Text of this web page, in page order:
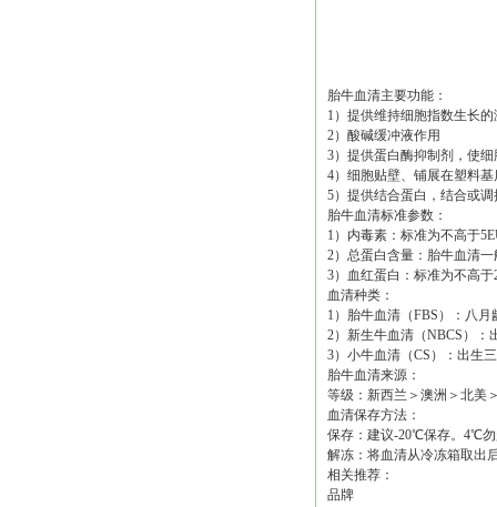
胎牛血清主要功能：
1）提供维持细胞指数生长的
2）酸碱缓冲液作用
3）提供蛋白酶抑制剂，使
4）细胞贴壁、铺展在塑料
5）提供结合蛋白，结合或
胎牛血清标准参数：
1）内毒素：标准为不高于
2）总蛋白含量：胎牛血清一
3）血红蛋白：标准为不高于
血清种类：
1）胎牛血清（FBS）：八
2）新生牛血清（NBCS）：
3）小牛血清（CS）：出生
胎牛血清来源：
等级：新西兰＞澳洲＞北美
血清保存方法：
保存：建议-20℃保存。4℃勿
解冻：将血清从冷冻箱取出
相关推荐：
品牌